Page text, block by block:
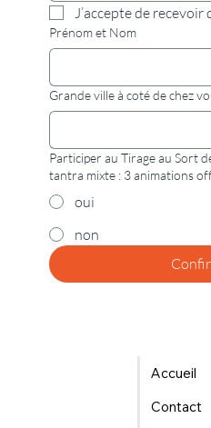
J’accepte de
Prénom et Nom
Grande ville à coté de chez
Participer au Tirage au Sort
tantra mixte : 3 animations
oui
non
Accueil
Contact